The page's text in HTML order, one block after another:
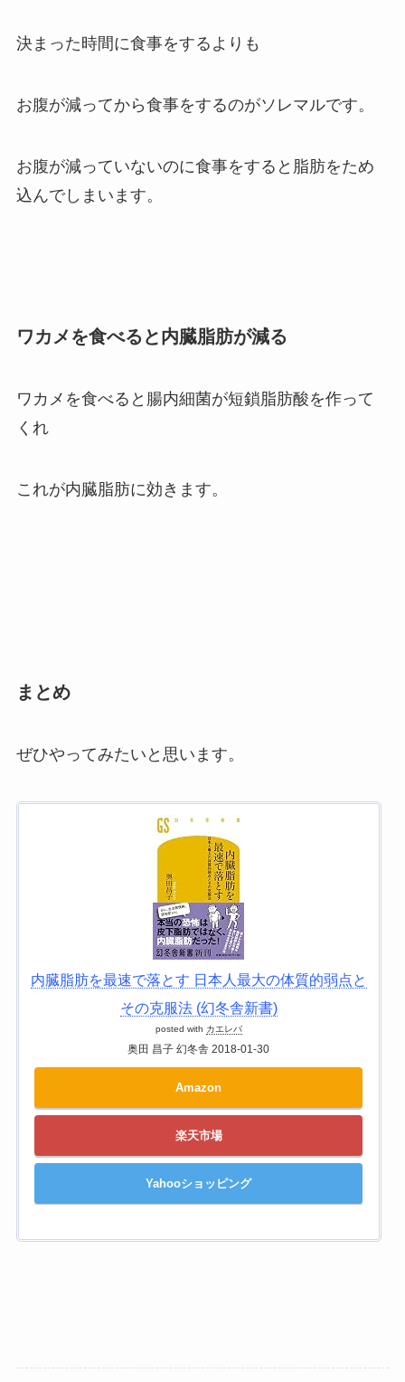
決まった時間に食事をするよりも
お腹が減ってから食事をするのがソレマルです。
お腹が減っていないのに食事をすると脂肪をため
込んでしまいます。
ワカメを食べると内臓脂肪が減る
ワカメを食べると腸内細菌が短鎖脂肪酸を作って
くれ
これが内臓脂肪に効きます。
まとめ
ぜひやってみたいと思います。
内臓脂肪を最速で落とす 日本人最大の体質的弱点と
その克服法 (幻冬舎新書)
posted with カエレバ
奥田 昌子 幻冬舎 2018-01-30
Amazon
楽天市場
Yahooショッピング